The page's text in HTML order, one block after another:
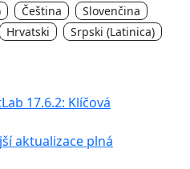
Čeština
Slovenčina
Hrvatski
Srpski (Latinica)
17.6.2: Klíčová
aktualizace plná